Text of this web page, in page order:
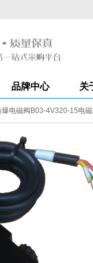
品牌中心 关
爆电磁阀B03-4V320-15电